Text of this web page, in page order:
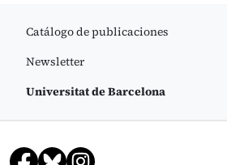
Catálogo de publicaciones
Newsletter
Universitat de Barcelona